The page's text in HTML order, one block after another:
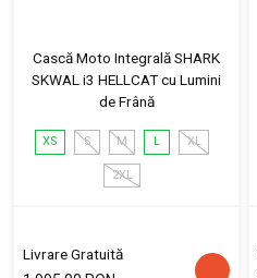
Cască Moto Integrală SHARK
SKWAL i3 HELLCAT cu Lumini
de Frână
XS S M L XL
2XL
Livrare Gratuită